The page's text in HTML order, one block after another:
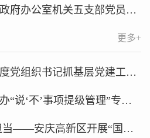
唐厚明副市长出席市政府办公室机关五支部党员大会并讲授专题党课
更多+
岳西县直机关2025年度党组织书记抓基层党建工作述职评议会议召开
迎江区直机关工委举办“说‘不’事项提级管理”专题培训
光影映初心 热血铸担当——安庆高新区开展“国社之镜・世纪光影之人民必胜”艺术展参观学习主题党日活动